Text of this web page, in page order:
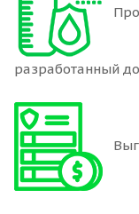
разработанный